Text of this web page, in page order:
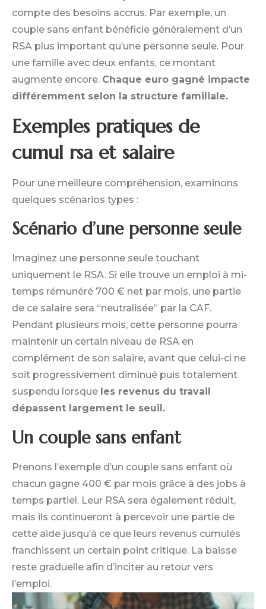
compte des besoins accrus. Par exemple, un
couple sans enfant bénéficie généralement d’un
RSA plus important qu’une personne seule. Pour
une famille avec deux enfants, ce montant
augmente encore. Chaque euro gagné impacte
différemment selon la structure familiale.
Exemples pratiques de
cumul rsa et salaire
Pour une meilleure compréhension, examinons
quelques scénarios types :
Scénario d’une personne seule
Imaginez une personne seule touchant
uniquement le RSA. Si elle trouve un emploi à mi-
temps rémunéré 700 € net par mois, une partie
de ce salaire sera “neutralisée” par la CAF.
Pendant plusieurs mois, cette personne pourra
maintenir un certain niveau de RSA en
complément de son salaire, avant que celui-ci ne
soit progressivement diminué puis totalement
suspendu lorsque les revenus du travail
dépassent largement le seuil.
Un couple sans enfant
Prenons l’exemple d’un couple sans enfant où
chacun gagne 400 € par mois grâce à des jobs à
temps partiel. Leur RSA sera également réduit,
mais ils continueront à percevoir une partie de
cette aide jusqu’à ce que leurs revenus cumulés
franchissent un certain point critique. La baisse
reste graduelle afin d’inciter au retour vers
l’emploi.